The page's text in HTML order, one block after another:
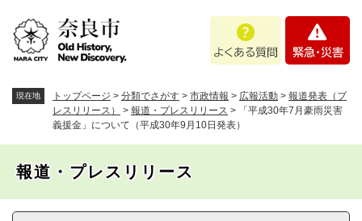
。
あ
問
・
現在地 トップページ > 分類でさがす > 市政情報 > 広報活動 > 報道発表（プ
レスリリース）
> 報道・プレスリリース >
「平成30年7月豪雨災害
義援金」について（平成30年9月10日発表）
報道・プレスリリース